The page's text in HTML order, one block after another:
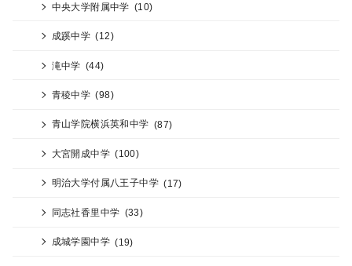
中央大学附属中学 (10)
成蹊中学 (12)
滝中学 (44)
青稜中学 (98)
青山学院横浜英和中学 (87)
大宮開成中学 (100)
明治大学付属八王子中学 (17)
同志社香里中学 (33)
成城学園中学 (19)